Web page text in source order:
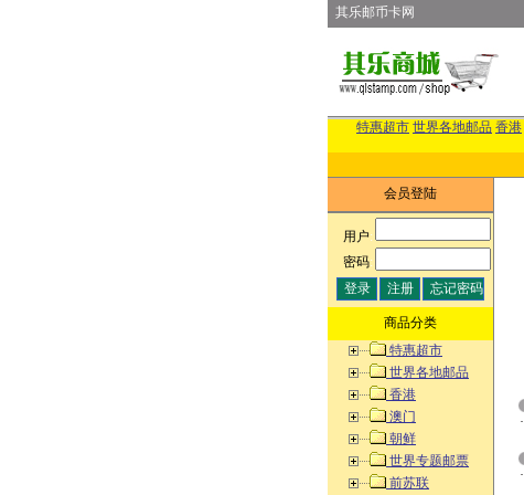
其乐邮币卡网
特惠超市 世界各地邮品 香港
会员登陆
用户:
密码:
商品分类
特惠超市
世界各地邮品
香港
澳门
朝鲜
世界专题邮票
前苏联